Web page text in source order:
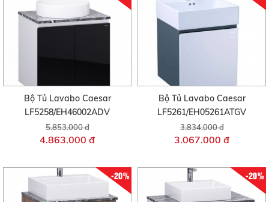
Bộ Tủ Lavabo Caesar
LF5258/EH46002ADV
5.853.000 đ
4.863.000 đ
Bộ Tủ Lavabo Caesar
LF5261/EH05261ATGV
3.834.000 đ
3.067.000 đ
-20% -20%